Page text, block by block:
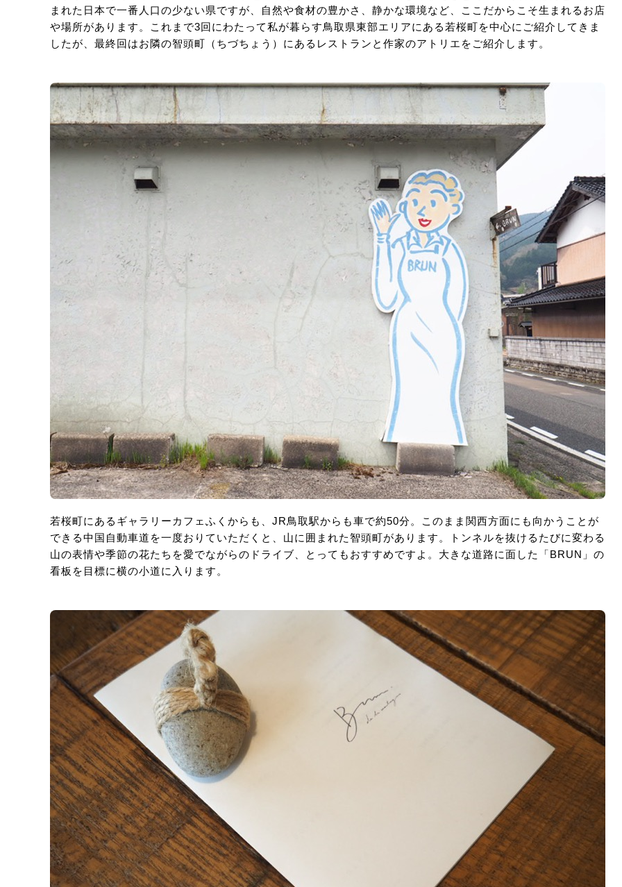
まれた日本で一番人口の少ない県ですが、自然や食材の豊かさ、静かな環境など、ここだからこそ生まれるお店
や場所があります。これまで3回にわたって私が暮らす鳥取県東部エリアにある若桜町を中心にご紹介してきま
したが、最終回はお隣の智頭町（ちづちょう）にあるレストランと作家のアトリエをご紹介します。
若桜町にあるギャラリーカフェふくからも、JR鳥取駅からも車で約50分。このまま関西方面にも向かうことが
できる中国自動車道を一度おりていただくと、山に囲まれた智頭町があります。トンネルを抜けるたびに変わる
山の表情や季節の花たちを愛でながらのドライブ、とってもおすすめですよ。大きな道路に面した「BRUN」の
看板を目標に横の小道に入ります。